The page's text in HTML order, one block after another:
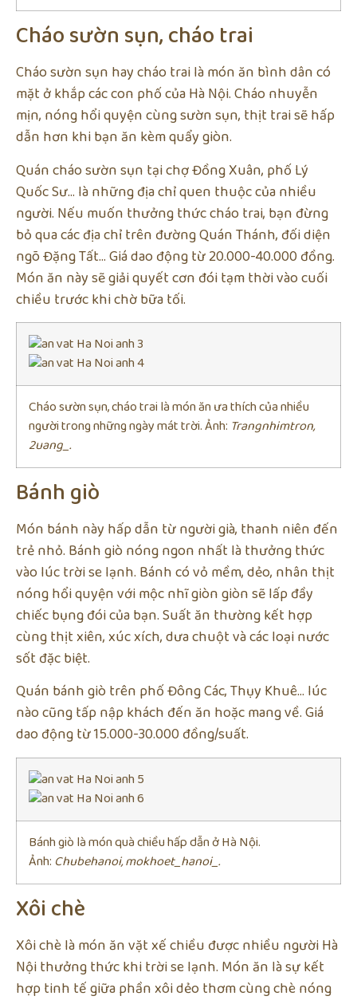
Cháo sườn sụn, cháo trai
Cháo sườn sụn hay cháo trai là món ăn bình dân có
mặt ở khắp các con phố của Hà Nội. Cháo nhuyễn
mịn, nóng hổi quyện cùng sườn sụn, thịt trai sẽ hấp
dẫn hơn khi bạn ăn kèm quẩy giòn.
Quán cháo sườn sụn tại chợ Đồng Xuân, phố Lý
Quốc Sư… là những địa chỉ quen thuộc của nhiều
người. Nếu muốn thưởng thức cháo trai, bạn đừng
bỏ qua các địa chỉ trên đường Quán Thánh, đối diện
ngõ Đặng Tất… Giá dao động từ 20.000-40.000 đồng.
Món ăn này sẽ giải quyết cơn đói tạm thời vào cuối
chiều trước khi chờ bữa tối.
Cháo sườn sụn, cháo trai là món ăn ưa thích của nhiều
người trong những ngày mát trời. Ảnh: Trangnhimtron,
2uang_.
Bánh giò
Món bánh này hấp dẫn từ người già, thanh niên đến
trẻ nhỏ. Bánh giò nóng ngon nhất là thưởng thức
vào lúc trời se lạnh. Bánh có vỏ mềm, dẻo, nhân thịt
nóng hổi quyện với mộc nhĩ giòn giòn sẽ lấp đầy
chiếc bụng đói của bạn. Suất ăn thường kết hợp
cùng thịt xiên, xúc xích, dưa chuột và các loại nước
sốt đặc biệt.
Quán bánh giò trên phố Đông Các, Thụy Khuê… lúc
nào cũng tấp nập khách đến ăn hoặc mang về. Giá
dao động từ 15.000-30.000 đồng/suất.
Bánh giò là món quà chiều hấp dẫn ở Hà Nội.
Ảnh: Chubehanoi, mokhoet_hanoi_.
Xôi chè
Xôi chè là món ăn vặt xế chiều được nhiều người Hà
Nội thưởng thức khi trời se lạnh. Món ăn là sự kết
hợp tinh tế giữa phần xôi dẻo thơm cùng chè nóng